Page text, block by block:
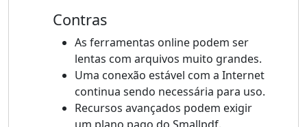
Contras
As ferramentas online podem ser
lentas com arquivos muito grandes.
Uma conexão estável com a Internet
continua sendo necessária para uso.
Recursos avançados podem exigir